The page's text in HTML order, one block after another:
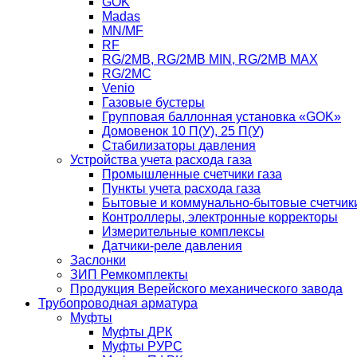
Madas
MN/MF
RF
RG/2MB, RG/2MB MIN, RG/2MB MAX
RG/2MC
Venio
Газовые бустеры
Групповая баллонная установка «GOK»
Домовенок 10 П(У), 25 П(У)
Стабилизаторы давления
Устройства учета расхода газа
Промышленные счетчики газа
Пункты учета расхода газа
Бытовые и коммунально-бытовые
Контроллеры, электронные корректоры
Измерительные комплексы
Датчики-реле давления
Заслонки
ЗИП Ремкомплекты
Продукция Верейского механического завода
Трубопроводная арматура
Муфты
Муфты ДРК
Муфты РУРС